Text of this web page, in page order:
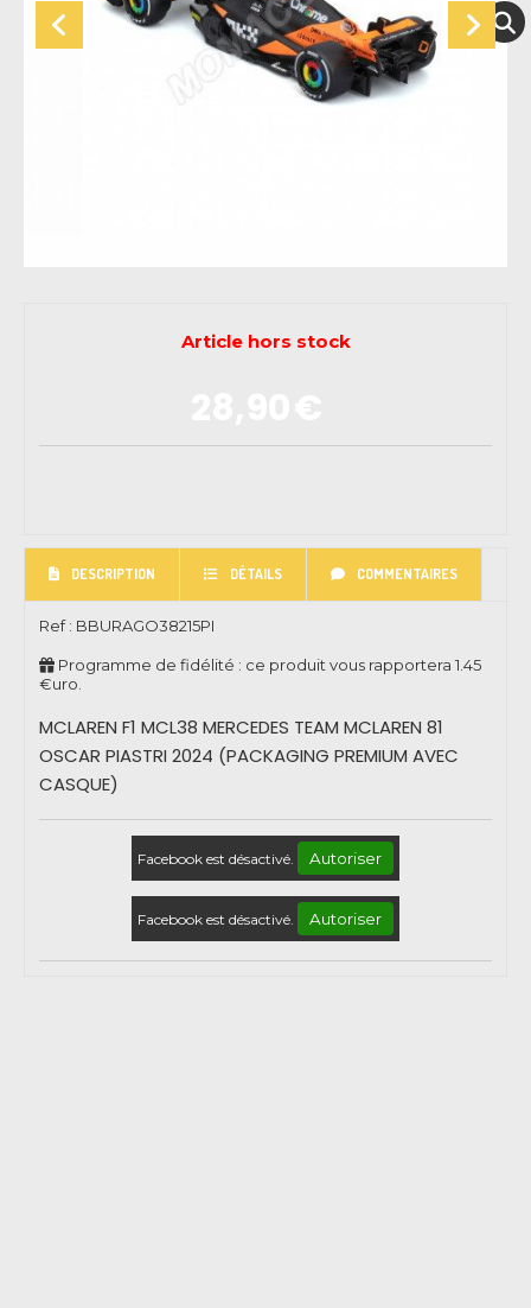
Article hors stock
DESCRIPTION DÉTAILS COMMENTAIRES
Ref : BBURAGO38215PI
Programme de fidélité : ce produit vous rapportera 1.45
€uro.
MCLAREN F1 MCL38 MERCEDES TEAM MCLAREN 81
OSCAR PIASTRI 2024 (PACKAGING PREMIUM AVEC
CASQUE)
Facebook est désactivé. Autoriser
Facebook est désactivé. Autoriser